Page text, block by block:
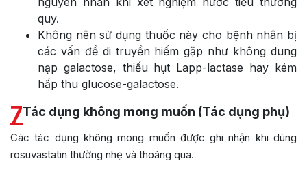
quy.
Không nên sử dụng thuốc này cho bệnh nhân bị
các vấn đề di truyền hiếm gặp như không dung
nạp galactose, thiếu hụt Lapp-lactase hay kém
hấp thu glucose-galactose.
7Tác dụng không mong muốn (Tác dụng phụ)
Các tác dụng không mong muốn được ghi nhận khi dùng
rosuvastatin thường nhẹ và thoáng qua.